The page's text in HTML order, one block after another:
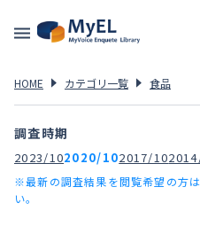
HOME カテゴリ一覧 食品
調査時期
2023/102020/102017/10
※最新の調査結果を閲覧希望の方
い。